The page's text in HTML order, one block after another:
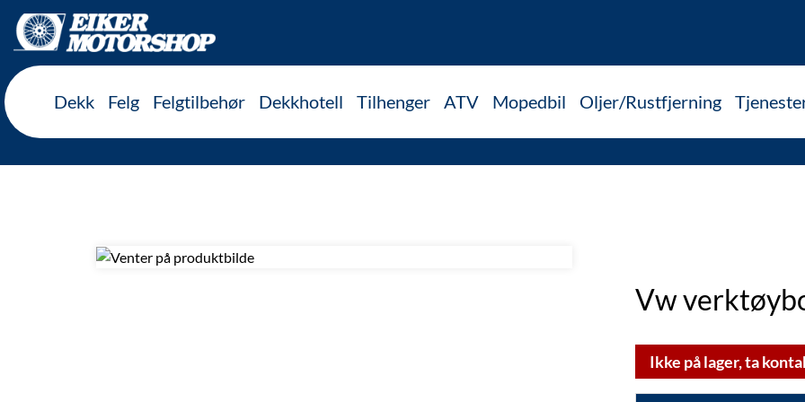
Dekk Felg Felgtilbehør Dekkhotell Tilhenger ATV Mopedbil Oljer/Rustfjerning
Vw
Ikke på lager, ta
Inkl. mva